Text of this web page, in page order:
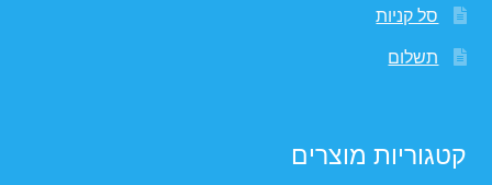
סל קניות
תשלום
קטגוריות מוצרים